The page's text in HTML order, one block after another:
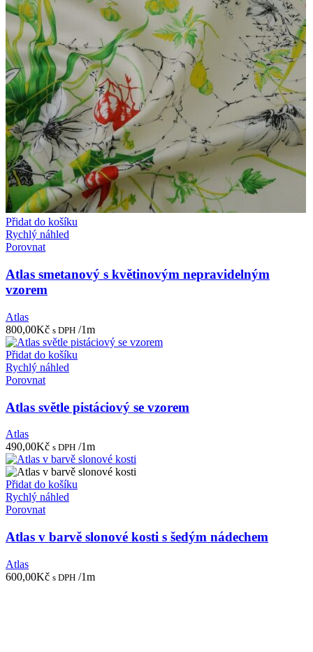
Přidat do košíku
Rychlý náhled
Porovnat
Atlas smetanový s květinovým nepravidelným
vzorem
Atlas
800,00Kč s DPH /1m
Přidat do košíku
Rychlý náhled
Porovnat
Atlas světle pistáciový se vzorem
Atlas
490,00Kč s DPH /1m
Přidat do košíku
Rychlý náhled
Porovnat
Atlas v barvě slonové kosti s šedým nádechem
Atlas
600,00Kč s DPH /1m